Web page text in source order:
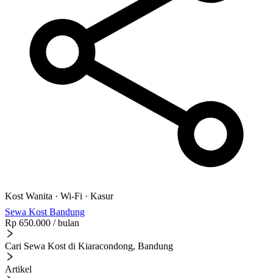
Kost Wanita · Wi-Fi · Kasur
Sewa Kost Bandung
Rp 650.000 / bulan
Cari Sewa Kost di Kiaracondong, Bandung
Artikel